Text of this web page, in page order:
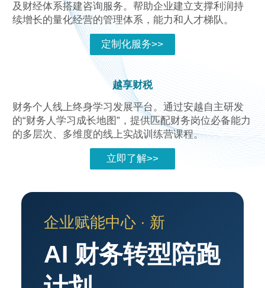
及财经体系搭建咨询服务。帮助企业建立支撑利润持
续增长的量化经营的管理体系，能力和人才梯队。
定制化服务>>
越享财税
财务个人线上终身学习发展平台。通过安越自主研发
的“财务人学习成长地图”，提供匹配财务岗位必备能力
的多层次、多维度的线上实战训练营课程。
立即了解>>
企业赋能中心 · 新
AI 财务转型陪跑